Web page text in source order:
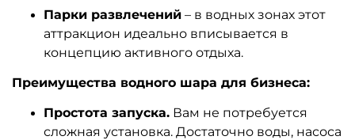
Парки развлечений – в водных зонах этот
аттракцион идеально вписывается в
концепцию активного отдыха.
Преимущества водного шара для бизнеса:
Простота запуска. Вам не потребуется
сложная установка. Достаточно воды, насоса